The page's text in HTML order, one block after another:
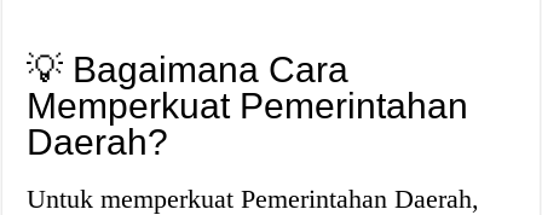
💡 Bagaimana Cara
Memperkuat Pemerintahan
Daerah?
Untuk memperkuat Pemerintahan Daerah,